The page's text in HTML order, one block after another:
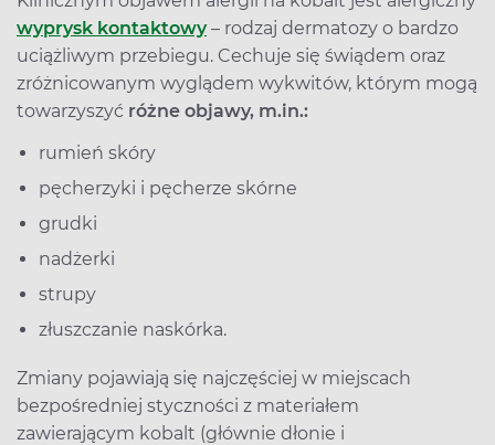
wyprysk kontaktowy– rodzaj dermatozy o bardzo
uciążliwym przebiegu. Cechuje się świądem oraz
zróżnicowanym wyglądem wykwitów, którym mogą
towarzyszyć różne objawy, m.in.:
rumień skóry
pęcherzyki i pęcherze skórne
grudki
nadżerki
strupy
złuszczanie naskórka.
Zmiany pojawiają się najczęściej w miejscach
bezpośredniej styczności z materiałem
zawierającym kobalt (głównie dłonie i